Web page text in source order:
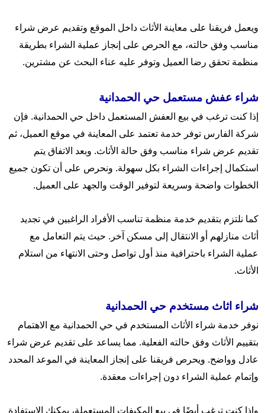
ويعمل فريقنا على معاينة الأثاث داخل الموقع وتقديم عرض شراء
مناسب وفق حالته، مع الحرص على إنجاز عملية الشراء بطريقة
منظمة تحقق رضا العميل وتوفر عليه عناء البحث عن مشترين.
شراء عفش مستعمل حي الحمدانية
إذا كنت ترغب في بيع العفش المستعمل داخل حي الحمدانية. فإن
شركة الفارس توفر خدمة تعتمد على المعاينة في موقع العميل، ثم
تقديم عرض شراء مناسب وفق حالة الأثاث. وبعد الاتفاق يتم
استكمال إجراءات الشراء بكل سهولة. ونحرص على أن تكون جميع
الخطوات واضحة وسريعة لتوفير الوقت والجهد على العميل.
كما نلتزم بتقديم خدمة منظمة تناسب الأفراد الراغبين في تجديد
أثاث منازلهم أو الانتقال إلى مسكن آخر. حيث يتم التعامل مع
عملية الشراء باحترافية منذ أول تواصل وحتى الانتهاء من استلام
الأثاث.
شراء اثاث مستخدم حي الحمدانية
نوفر خدمة شراء الأثاث المستخدم في حي الحمدانية مع الاهتمام
بتقييم الأثاث وفق حالته الفعلية. مما يساعد على تقديم عرض شراء
عادل وواضح. ويحرص فريقنا على إنجاز المعاينة في الموعد المحدد
وإتمام عملية الشراء دون إجراءات معقدة.
وإذا كنت ترغب أيضًا في بيع المكيفات المستعملة، يمكنك الاستفادة